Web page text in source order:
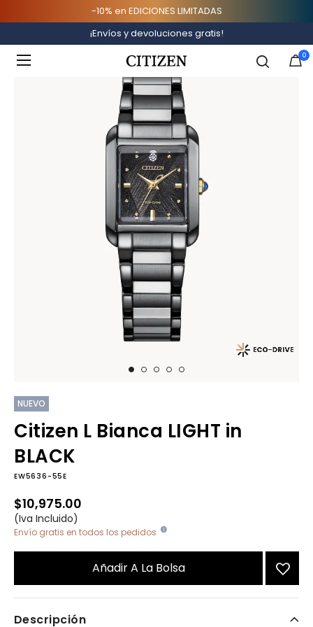
-10% en EDICIONES LIMITADAS
¡Envíos y devoluciones gratis!
0
NUEVO
Citizen L Bianca LIGHT in
BLACK
EW5636-55E
$10,975.00
(Iva Incluido)
Envío gratis en todos los pedidos
Añadir A La Bolsa
Descripción
Manage Wishlist